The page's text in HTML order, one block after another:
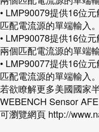
• LMP90079提供16位
匹配電流源的單端輸入。
• LMP90078提供16位
兩個匹配電流源的單端
• LMP90077提供16位
匹配電流源的單端輸入。
若欲瞭解更多美國國家
WEBENCH Sensor
可瀏覽網頁 http://